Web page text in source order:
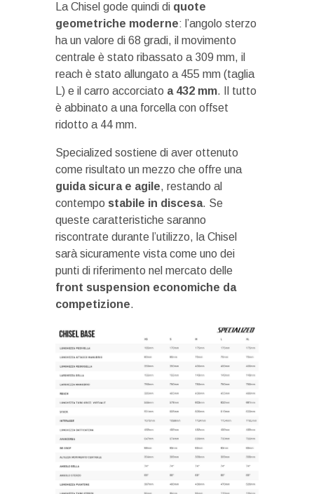
La Chisel gode quindi di quote
geometriche moderne: l’angolo sterzo
ha un valore di 68 gradi, il movimento
centrale è stato ribassato a 309 mm, il
reach è stato allungato a 455 mm (taglia
L) e il carro accorciato a 432 mm. Il tutto
è abbinato a una forcella con offset
ridotto a 44 mm.
Specialized sostiene di aver ottenuto
come risultato un mezzo che offre una
guida sicura e agile, restando al
contempo stabile in discesa. Se
queste caratteristiche saranno
riscontrate durante l’utilizzo, la Chisel
sarà sicuramente vista come uno dei
punti di riferimento nel mercato delle
front suspension economiche da
competizione.